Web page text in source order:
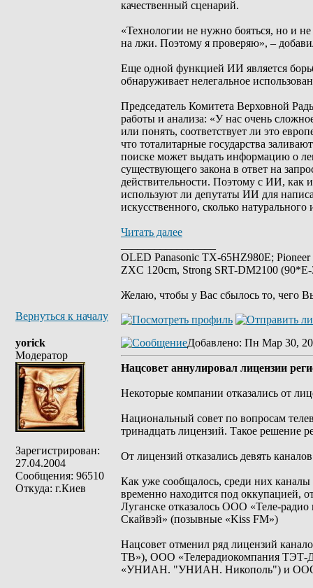
качественный сценарий.
«Технологии не нужно бояться, но и
на лжи. Поэтому я проверяю», –
Еще одной функцией ИИ является
обнаруживает нелегальное
Председатель Комитета Верховной
работы и анализа: «У нас очень
или понять, соответствует ли это
что тоталитарные государства
поиске может выдать информацию о
существующего закона в ответ на
действительности. Поэтому с ИИ, как
используют ли депутаты ИИ для
искусственного, сколько натурального
Читать далее
OLED Panasonic TX-65HZ980E;
ZXC 120cm, Strong SRT-DM2100
Желаю, чтобы у Вас сбылось то, чего
Вернуться к началу
yorick
Модератор
Зарегистрирован:
27.04.2004
Сообщения: 96510
Откуда: г.Киев
Добавлено: Пн Мар 30,
Нацсовет аннулировал лицензии
Некоторые компании отказались от
Национальный совет по вопросам
тринадцать лицензий. Такое решение
От лицензий отказались девять
Как уже сообщалось, среди них
временно находится под оккупацией,
Луганске отказалось ООО «Теле-
Скайвэй» (позывные «Kiss FM»)
Нацсовет отменил ряд лицензий
ТВ»), ООО «Телерадиокомпания ТЭТ-
«УНИАН. "УНИАН. Никополь") и